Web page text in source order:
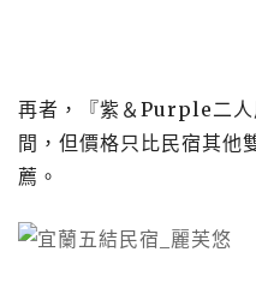
再者，『紫＆Purple二人
間，但價格只比民宿其他
薦。